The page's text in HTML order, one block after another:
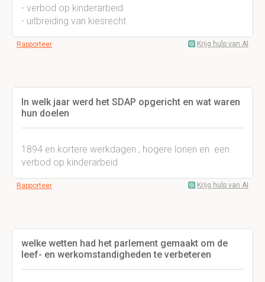
- verbod op kinderarbeid
- uitbreiding van kiesrecht
Rapporteer Krijg hulp van AI
In welk jaar werd het SDAP opgericht en wat waren
hun doelen
1894 en kortere werkdagen , hogere lonen en een
verbod op kinderarbeid
Rapporteer Krijg hulp van AI
welke wetten had het parlement gemaakt om de
leef- en werkomstandigheden te verbeteren